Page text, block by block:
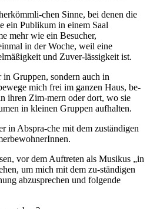
chen Sinne, bei denen die
ein Publikum in einem Saal
mehr wie ein Besucher,
in der Woche, weil eine
und Zuver-lässigkeit ist.
Gruppen, sondern auch in
mich frei im ganzen Haus, be-
ihren Zim-mern oder dort, wo sie
in kleinen Gruppen aufhalten.
in Abspra-che mit dem zuständigen
vor dem Auftreten als Musikus „in
um mich mit dem zu-ständigen
abzusprechen und folgende